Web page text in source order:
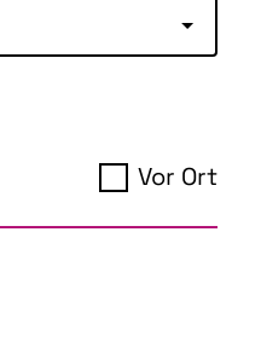
Vor Ort